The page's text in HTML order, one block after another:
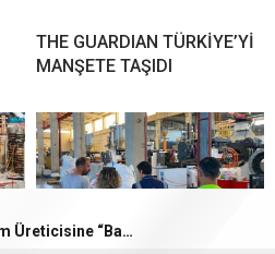
‘AKP, Mersinli Üzüm Üreticisine “Bağını Sök, Toprağını Terk Et” Diyor!’
THE GUARDIAN TÜRKİYE’Yİ
MANŞETE TAŞIDI